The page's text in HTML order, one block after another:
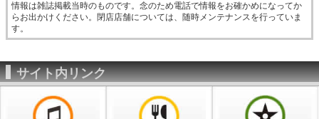
情報は雑誌掲載当時のものです。念のため電話で情報をお確かめになってか
らお出かけください。閉店店舗については、随時メンテナンスを行っていま
す。
サイト内リンク